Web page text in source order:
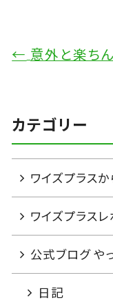
← 意外と楽ち
カテゴリー
ワイズプラス
ワイズプラスレ
公式ブログ や
日記